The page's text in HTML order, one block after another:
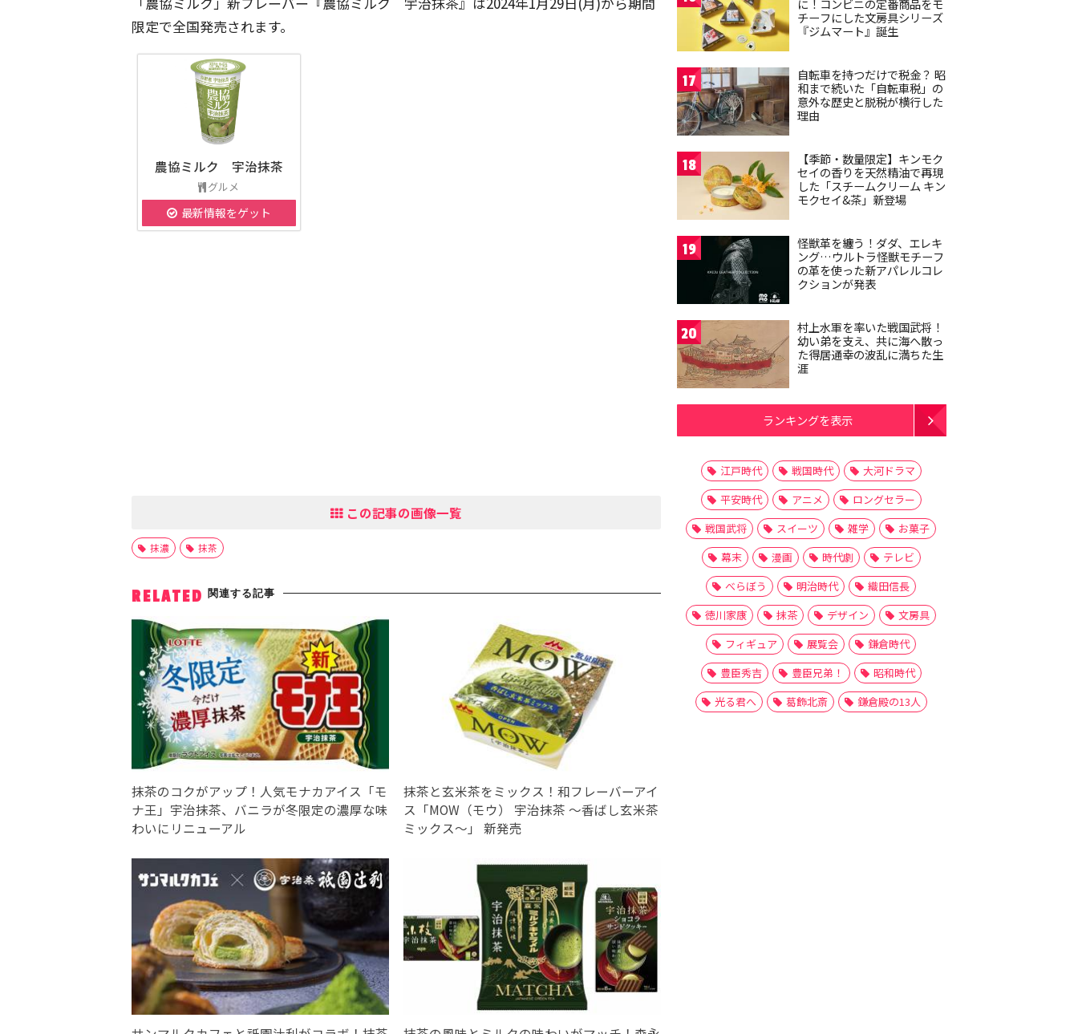
限定で全国発売されます。
農協ミルク 宇治抹茶
グルメ
最新情報をゲット
この記事の画像一覧
抹濃 抹茶
RELATED 関連する記事
抹茶のコクがアップ！人気モナカアイス「モ
ナ王」宇治抹茶、バニラが冬限定の濃厚な味
わいにリニューアル
抹茶と玄米茶をミックス！和フレーバーアイ
ス「MOW（モウ） 宇治抹茶 ～香ばし玄米茶
ミックス～」 新発売
に！コンビニの定番商品をモ
チーフにした文房具シリーズ
『ジムマート』誕生
17
自転車を持つだけで税金？ 昭
和まで続いた「自転車税」の
意外な歴史と脱税が横行した
理由
18
【季節・数量限定】キンモク
セイの香りを天然精油で再現
した「スチームクリーム キン
モクセイ&茶」新登場
19
怪獣革を纏う！ダダ、エレキ
ング…ウルトラ怪獣モチーフ
の革を使った新アパレルコレ
クションが発表
20
村上水軍を率いた戦国武将！
幼い弟を支え、共に海へ散っ
た得居通幸の波乱に満ちた生
涯
ランキングを表示
江戸時代 戦国時代
大河ドラマ
平安時代
アニメ
ロングセラー
戦国武将
スイーツ 雑学
お菓子
幕末
漫画 時代劇
テレビ
べらぼう
明治時代
織田信長
徳川家康
抹茶 デザイン
文房具
フィギュア
展覧会
鎌倉時代
豊臣秀吉
豊臣兄弟！
昭和時代
光る君へ
葛飾北斎 鎌倉殿の13人